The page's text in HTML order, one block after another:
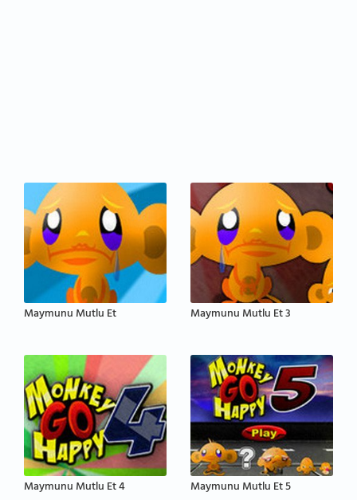
Maymunu Mutlu Et Maymunu Mutlu Et 3
Maymunu Mutlu Et 4 Maymunu Mutlu Et 5